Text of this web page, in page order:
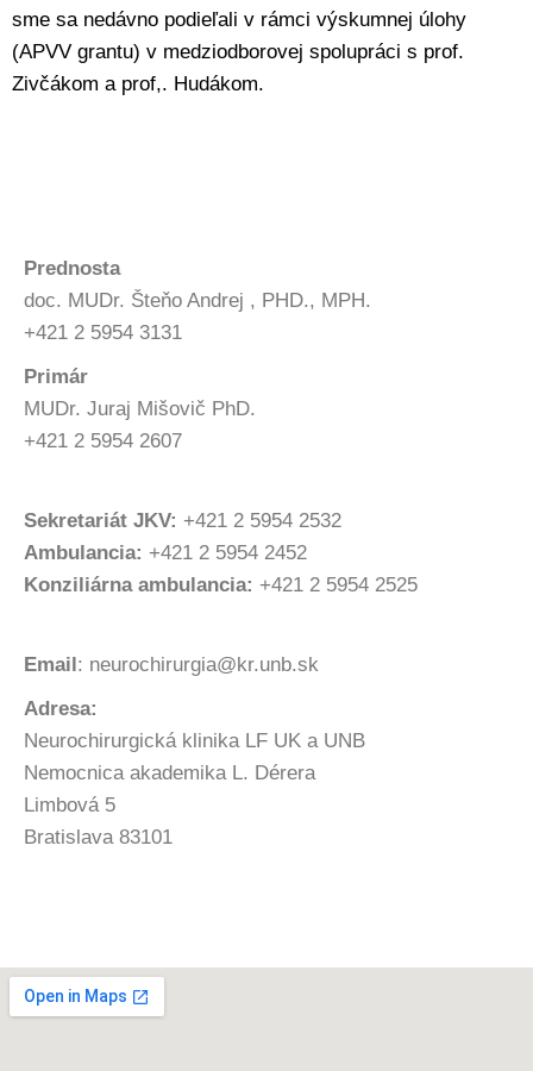
sme sa nedávno podieľali v rámci výskumnej úlohy
(APVV grantu) v medziodborovej spolupráci s prof.
Zivčákom a prof,. Hudákom.
Prednosta
doc. MUDr. Šteňo Andrej , PHD., MPH.
+421 2 5954 3131
Primár
MUDr. Juraj Mišovič PhD.
+421 2 5954 2607
Sekretariát JKV: +421 2 5954 2532
Ambulancia: +421 2 5954 2452
Konziliárna ambulancia: +421 2 5954 2525
Email: neurochirurgia@kr.unb.sk
Adresa:
Neurochirurgická klinika LF UK a UNB
Nemocnica akademika L. Dérera
Limbová 5
Bratislava 83101